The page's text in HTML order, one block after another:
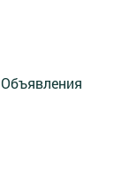
Объявления